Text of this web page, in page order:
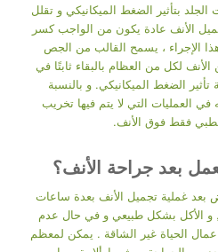
بتأثير الضغط الميكانيكي و تقلل
الأنف عادة يكون من الواجب كسر
هذا الإجراء ، يسمح القالب من الجص
لكل من العظام بالبقاء ثابتًا في
الضغط الميكانيكي. و بالنسبة
في العمليات التي لا يتم فيها تخريب
فقط فوق الأنف.
بعد جراحة الأنف؟
بعد غملية تجميل الأنف بعدة ساعات
الأكل بشكل طبيعي و في حال عدم
الحياة غير الشاقة . يمكن لمعظم